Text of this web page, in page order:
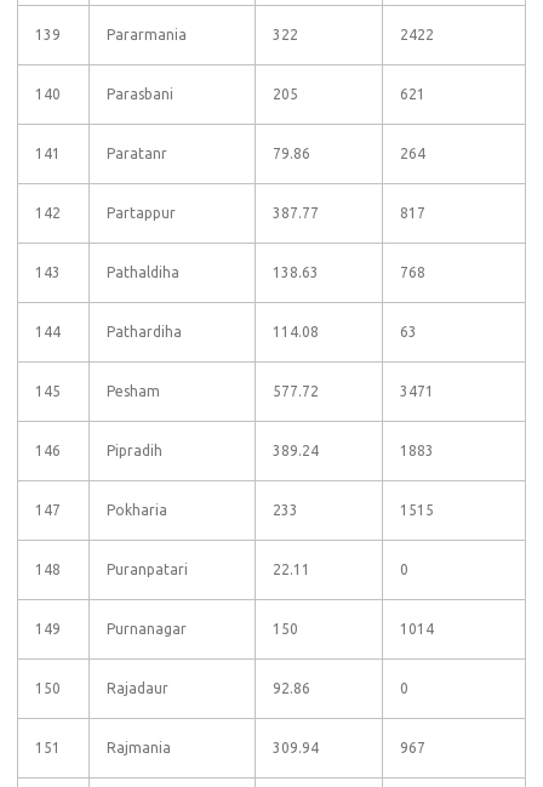
139 Pararmania 322 2422
140 Parasbani 205 621
141 Paratanr 79.86 264
142 Partappur 387.77 817
143 Pathaldiha 138.63 768
144 Pathardiha 114.08 63
145 Pesham 577.72 3471
146 Pipradih 389.24 1883
147 Pokharia 233 1515
148 Puranpatari 22.11 0
149 Purnanagar 150 1014
150 Rajadaur 92.86 0
151 Rajmania 309.94 967